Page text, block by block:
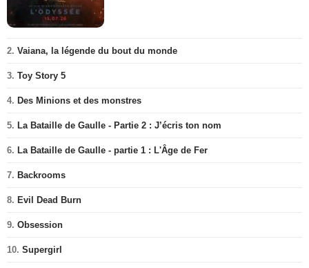
2. Vaiana, la légende du bout du monde
3. Toy Story 5
4. Des Minions et des monstres
5. La Bataille de Gaulle - Partie 2 : J’écris ton nom
6. La Bataille de Gaulle - partie 1 : L'Âge de Fer
7. Backrooms
8. Evil Dead Burn
9. Obsession
10. Supergirl